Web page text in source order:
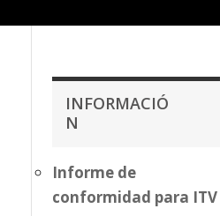
INFORMACIÓ
N
Informe de
conformidad para ITV